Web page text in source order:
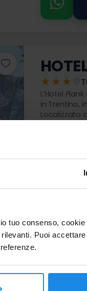
tuo consenso,
Puoi
★★★
L’Hotel
in Trentino,
Localizzato
sponde di
vista delle
immersa16